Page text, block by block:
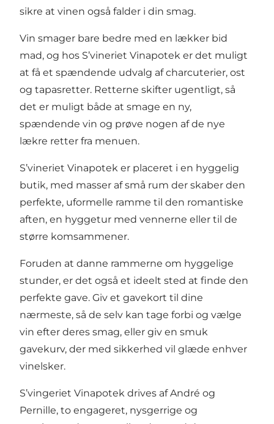
sikre at vinen også falder i din smag.
Vin smager bare bedre med en lækker bid
mad, og hos S’vineriet Vinapotek er det muligt
at få et spændende udvalg af charcuterier, ost
og tapasretter. Retterne skifter ugentligt, så
det er muligt både at smage en ny,
spændende vin og prøve nogen af de nye
lækre retter fra menuen.
S’vineriet Vinapotek er placeret i en hyggelig
butik, med masser af små rum der skaber den
perfekte, uformelle ramme til den romantiske
aften, en hyggetur med vennerne eller til de
større komsammener.
Foruden at danne rammerne om hyggelige
stunder, er det også et ideelt sted at finde den
perfekte gave. Giv et gavekort til dine
nærmeste, så de selv kan tage forbi og vælge
vin efter deres smag, eller giv en smuk
gavekurv, der med sikkerhed vil glæde enhver
vinelsker.
S’vingeriet Vinapotek drives af André og
Pernille, to engageret, nysgerrige og